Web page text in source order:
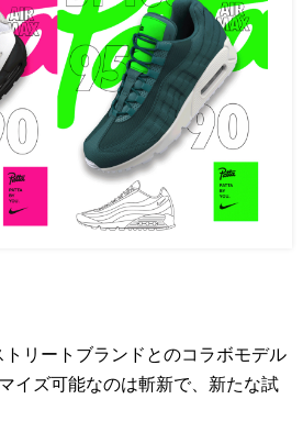
リートブランドとのコラボモデル
イズ可能なのは斬新で、新たな試